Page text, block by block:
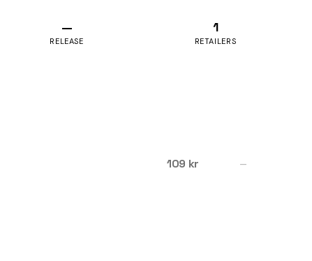
—
RELEASE
1
RETAILERS
109 kr —